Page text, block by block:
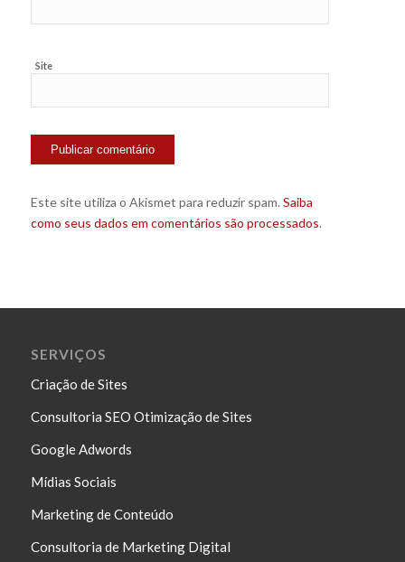
Site
Este site utiliza o Akismet para reduzir spam. Saiba
como seus dados em comentários são processados.
SERVIÇOS
Criação de Sites
Consultoria SEO Otimização de Sites
Google Adwords
Mídias Sociais
Marketing de Conteúdo
Consultoria de Marketing Digital